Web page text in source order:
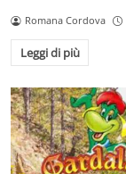
Romana Cordova
Leggi di più